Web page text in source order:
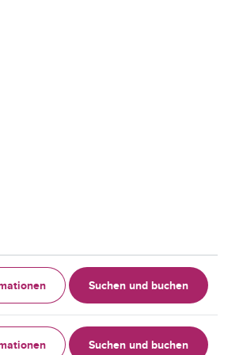
Suchen und buchen
Suchen und buchen